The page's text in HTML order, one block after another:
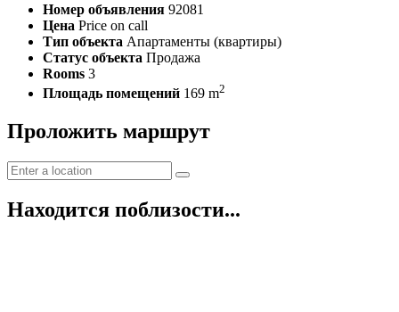
Номер объявления 92081
Цена Price on call
Тип объекта Апартаменты (квартиры)
Статус объекта Продажа
Rooms 3
Площадь помещений 169 m2
Проложить маршрут
Находится поблизости...